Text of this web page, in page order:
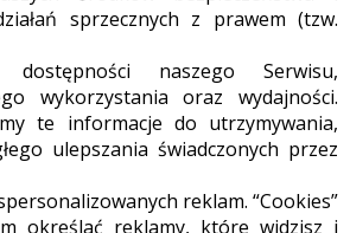
sprzecznych z prawem (tzw.
dostępności naszego Serwisu,
wykorzystania oraz wydajności.
te informacje do utrzymywania,
ulepszania świadczonych przez
reklam. “Cookies”
określać reklamy, które widzisz i